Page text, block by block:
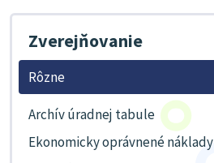
Zverejňovanie
Rôzne
Archív úradnej tabule
Ekonomicky oprávnené náklady